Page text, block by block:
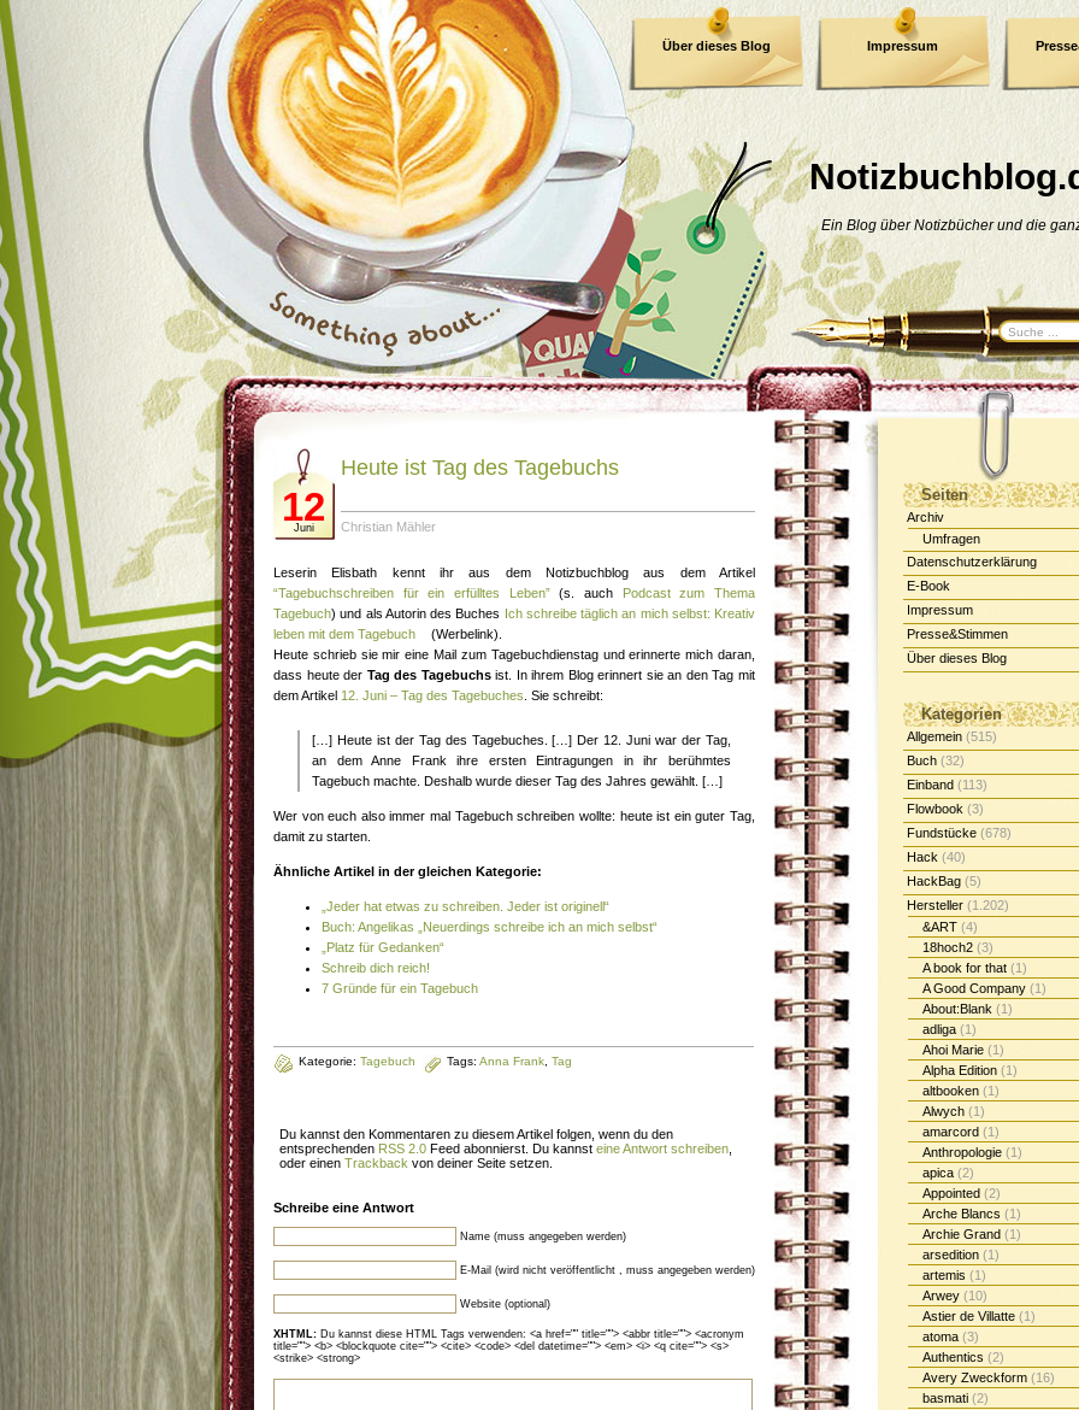
Ein Blog über Notizbücher und die
Über dieses Blog Impressum
Datenschutzerklärung
Seiten
Archiv
Umfragen
Datenschutzerklärung
E-Book
Impressum
Presse&Stimmen
Über dieses Blog
Kategorien
Allgemein (515)
Buch (32)
Einband (113)
Flowbook (3)
Fundstücke (678)
Hack (40)
HackBag (5)
Hersteller (1.202)
&ART (4)
18hoch2 (3)
A book for that (1)
A Good Company (1)
About:Blank (1)
adliga (1)
Ahoi Marie (1)
Alpha Edition (1)
altbooken (1)
Alwych (1)
amarcord (1)
Anthropologie (1)
apica (2)
Appointed (2)
Arche Blancs (1)
Archie Grand (1)
arsedition (1)
artemis (1)
Arwey (10)
Astier de Villatte (1)
atoma (3)
Authentics (2)
Avery Zweckform (16)
basmati (2)
12
Juni
Heute ist Tag des Tagebuchs
Christian Mähler
Leserin Elisbath kennt ihr aus dem Notizbuchblog aus dem Artikel
“Tagebuchschreiben für ein erfülltes Leben”(s. auch
Podcast zum Thema
Tagebuch) und als Autorin des Buches Ich schreibe täglich an mich selbst: Kreativ
leben mit dem Tagebuch
(Werbelink).
Heute schrieb sie mir eine Mail zum Tagebuchdienstag und erinnerte mich daran,
dass heute der Tag des Tagebuchsist. In ihrem Blog erinnert sie an den Tag mit
dem Artikel 12. Juni – Tag des Tagebuches . Sie schreibt:
[…] Heute ist der Tag des Tagebuches. […] Der 12. Juni war der Tag,
an dem Anne Frank ihre ersten Eintragungen in ihr berühmtes
Tagebuch machte. Deshalb wurde dieser Tag des Jahres gewählt. […]
Wer von euch also immer mal Tagebuch schreiben wollte: heute ist ein guter Tag,
damit zu starten.
Ähnliche Artikel in der gleichen Kategorie:
„Jeder hat etwas zu schreiben. Jeder ist originell“
Buch: Angelikas „Neuerdings schreibe ich an mich selbst“
„Platz für Gedanken“
Schreib dich reich!
7 Gründe für ein Tagebuch
Kategorie: Tagebuch Tags: Anna Frank Tag
Du kannst den Kommentaren zu diesem Artikel folgen, wenn du den
entsprechenden RSS 2.0 Feed abonnierst. Du kannst eine Antwort schreiben
oder einen Trackback von deiner Seite setzen.
Schreibe eine Antwort
Name (muss angegeben werden)
E-Mail (wird nicht veröffentlicht , muss angegeben werden)
Website (optional)
XHTML: Du kannst diese HTML Tags verwenden: <a href="" title=""> <abbr title=""> <acronym
title=""> <b> <blockquote cite=""> <cite> <code> <del datetime=""> <em> <i> <q cite=""> <s>
<strike> <strong>